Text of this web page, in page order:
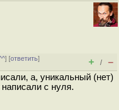
] [ответить]
+ / –
а, уникальный (нет)
с нуля.